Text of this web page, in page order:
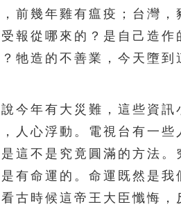
前幾年雞有瘟疫；台灣
報從哪來的？是自己造
牠造的不善業，今天墮
年有大災難，這些資訊
人心浮動。電視台有一
這不是究竟圓滿的方法
有命運的。命運既然是
古時候這帝王大臣懺悔